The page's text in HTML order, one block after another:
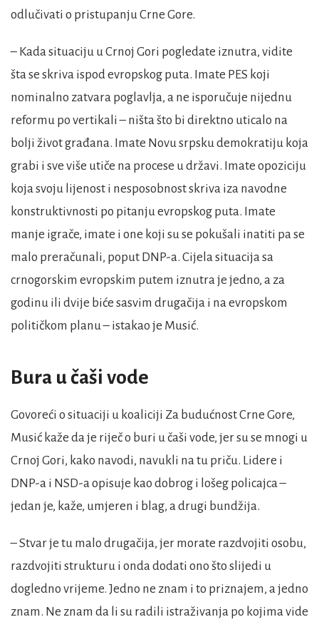
odlučivati o pristupanju Crne Gore.
– Kada situaciju u Crnoj Gori pogledate iznutra, vidite
šta se skriva ispod evropskog puta. Imate PES koji
nominalno zatvara poglavlja, a ne isporučuje nijednu
reformu po vertikali – ništa što bi direktno uticalo na
bolji život građana. Imate Novu srpsku demokratiju koja
grabi i sve više utiče na procese u državi. Imate opoziciju
koja svoju lijenost i nesposobnost skriva iza navodne
konstruktivnosti po pitanju evropskog puta. Imate
manje igrače, imate i one koji su se pokušali inatiti pa se
malo preračunali, poput DNP-a. Cijela situacija sa
crnogorskim evropskim putem iznutra je jedno, a za
godinu ili dvije biće sasvim drugačija i na evropskom
političkom planu – istakao je Musić.
Bura u čaši vode
Govoreći o situaciji u koaliciji Za budućnost Crne Gore,
Musić kaže da je riječ o buri u čaši vode, jer su se mnogi u
Crnoj Gori, kako navodi, navukli na tu priču. Lidere i
DNP-a i NSD-a opisuje kao dobrog i lošeg policajca –
jedan je, kaže, umjeren i blag, a drugi bundžija.
– Stvar je tu malo drugačija, jer morate razdvojiti osobu,
razdvojiti strukturu i onda dodati ono što slijedi u
dogledno vrijeme. Jedno ne znam i to priznajem, a jedno
znam. Ne znam da li su radili istraživanja po kojima vide